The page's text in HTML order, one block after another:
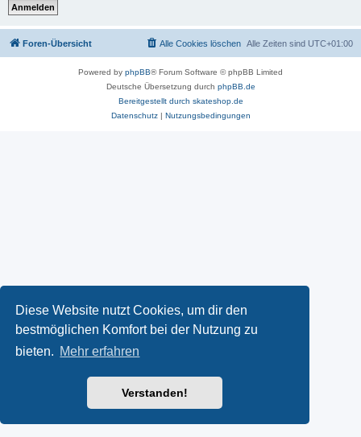
Diese Website nutzt Cookies, um dir den
bestmöglichen Komfort bei der Nutzung zu
bieten. Mehr erfahren
Verstanden!
Foren-Übersicht Alle Zeiten sind UTC+01:00
Alle Cookies löschen
Powered by phpBB® Forum Software © phpBB Limited
Deutsche Übersetzung durch phpBB.de
Bereitgestellt durch skateshop.de
Datenschutz| Nutzungsbedingungen